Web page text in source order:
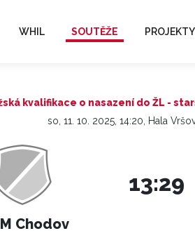
WHIL SOUTĚŽE
kvalifikace o nasazení do ŽL -
so, 11. 10. 2025, 14:20, Hala
Chodov
13:29